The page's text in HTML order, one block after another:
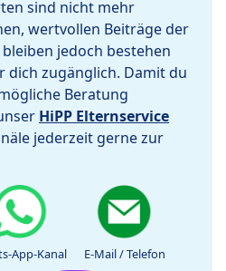
sind nicht mehr
wertvollen Beiträge der
jedoch bestehen
zugänglich. Damit du
Beratung
HiPP Elternservice
jederzeit gerne zur
App-Kanal E-Mail / Telefon